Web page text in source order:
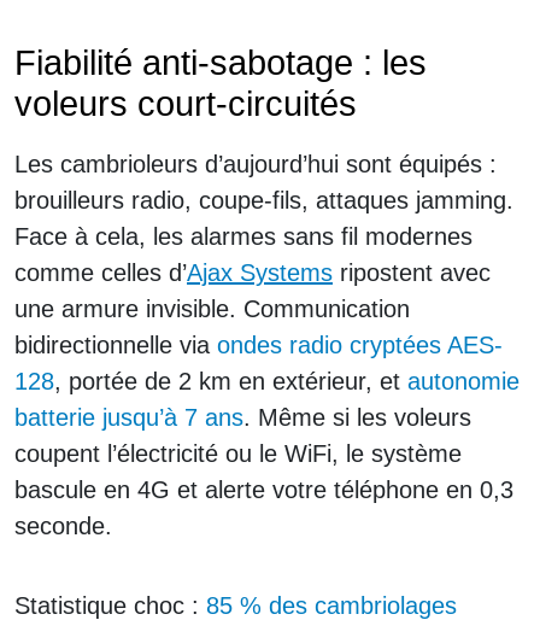
Fiabilité anti-sabotage : les
voleurs court-circuités
Les cambrioleurs d’aujourd’hui sont équipés :
brouilleurs radio, coupe-fils, attaques jamming.
Face à cela, les alarmes sans fil modernes
comme celles d’Ajax Systems ripostent avec
une armure invisible. Communication
bidirectionnelle via ondes radio cryptées AES-
128, portée de 2 km en extérieur, et autonomie
batterie jusqu’à 7 ans. Même si les voleurs
coupent l’électricité ou le WiFi, le système
bascule en 4G et alerte votre téléphone en 0,3
seconde.
Statistique choc : 85 % des cambriolages